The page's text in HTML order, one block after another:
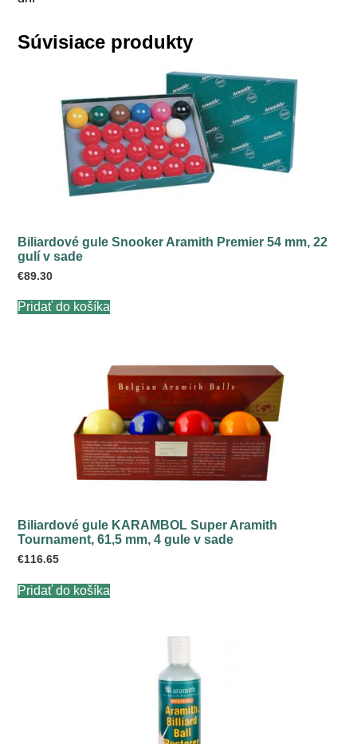
Súvisiace produkty
Biliardové gule Snooker Aramith Premier 54 mm, 22
gulí v sade
€89.30
Pridať do košíka
Biliardové gule KARAMBOL Super Aramith
Tournament, 61,5 mm, 4 gule v sade
€116.65
Pridať do košíka